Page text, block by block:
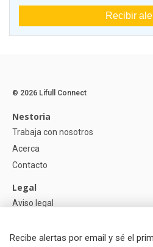
Recibir
Recibe alertas por email y sé el
© 2026 Lifull Connect
Nestoria
Trabaja con nosotros
Acerca
Contacto
Legal
Aviso legal
Política de Cookies